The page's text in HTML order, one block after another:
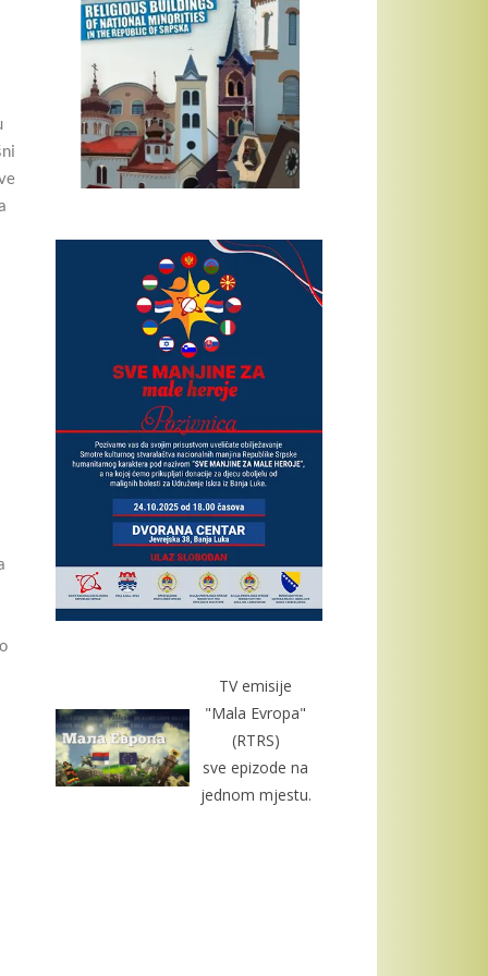
TV emisije
"Mala Evropa"
(RTRS)
sve epizode na
jednom mjestu.